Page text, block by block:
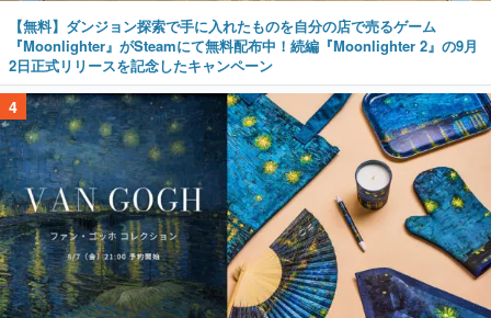
【無料】ダンジョン探索で手に入れたものを自分の店で売るゲーム
『Moonlighter』がSteamにて無料配布中！続編『Moonlighter 2』の9月
2日正式リリースを記念したキャンペーン
4